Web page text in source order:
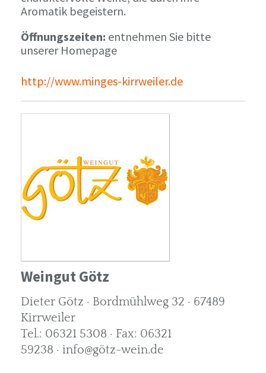
Aromatik begeistern.
Öffnungszeiten: entnehmen Sie bitte
unserer Homepage
http://www.minges-kirrweiler.de
Weingut Götz
Dieter Götz · Bordmühlweg 32 · 67489
Kirrweiler
Tel.: 06321 5308 · Fax: 06321
59238 · info@götz-wein.de